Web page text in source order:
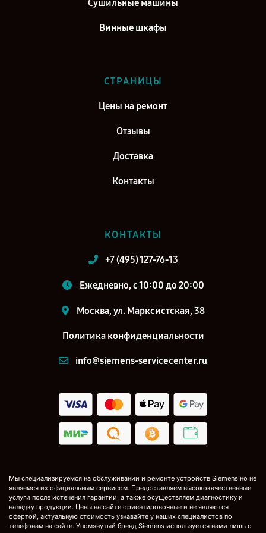
Киров
Сушильные машины
Винные шкафы
СТРАНИЦЫ
Цены на ремонт
Отзывы
Доставка
Контакты
КОНТАКТЫ
+7 (495) 127-76-13
Ежедневно, с 10:00 до 20:00
Москва, ул. Марксистская, 38
Политика конфиденциальности
info@siemens-servicecenter.ru
Мы специализируемся на обслуживании и ремонте устройств Siemens но не
являемся их официальным сервисом. Предоставляем высококачественные
услуги после истечения гарантии, а также осуществляем диагностику и
наладку продукции. Цены на сайте ориентировочные и не являются
офертой, актуальную стоимость узнавайте у наших специалистов по
телефонам на сайте. Упомянутый бренд Siemens используется нами лишь с